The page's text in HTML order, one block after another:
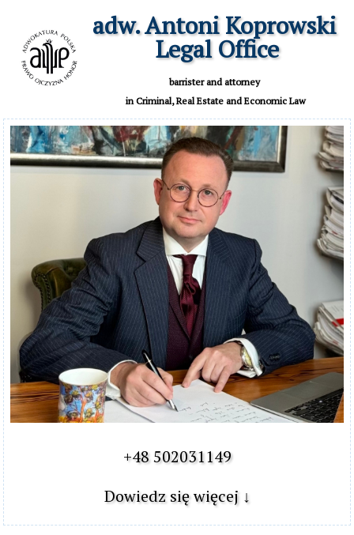
adw. Antoni Koprowski
Legal Office
in Criminal, Real Estate and Economic Law
+48 502031149
Dowiedz się więcej ↓